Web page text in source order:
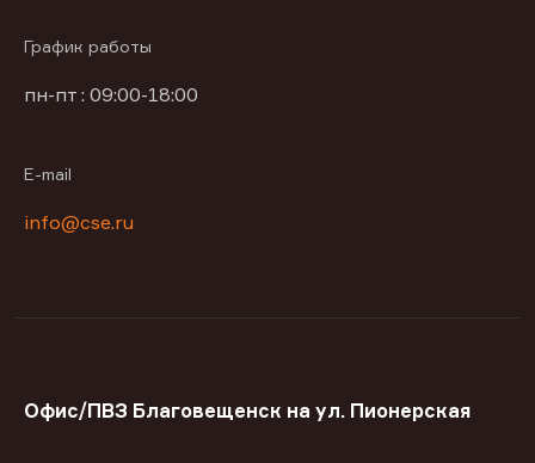
График работы
пн-пт : 09:00-18:00
E-mail
info@cse.ru
Офис/ПВЗ Благовещенск на ул. Пионерская